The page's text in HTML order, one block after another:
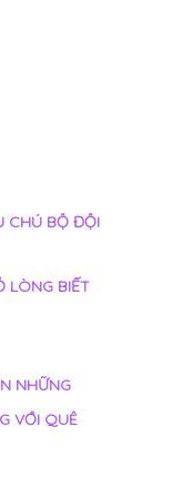
CHÚ BỘ ĐỘI
LÒNG BIẾT
NHỮNG
VỚI QUÊ